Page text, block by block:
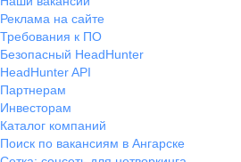
Реклама на сайте
Требования к ПО
Безопасный HeadHunter
HeadHunter API
Партнерам
Инвесторам
Каталог компаний
Поиск по вакансиям в Ангарске